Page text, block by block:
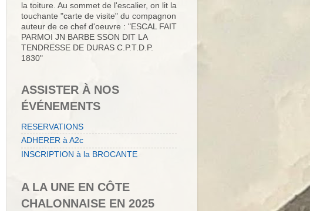
la toiture. Au sommet de l'escalier, on lit la
touchante "carte de visite" du compagnon
auteur de ce chef d'oeuvre : "ESCAL FAIT
PARMOI JN BARBE SSON DIT LA
TENDRESSE DE DURAS C.P.T.D.P.
1830"
ASSISTER À NOS
ÉVÉNEMENTS
RESERVATIONS
ADHERER à A2c
INSCRIPTION à la BROCANTE
A LA UNE EN CÔTE
CHALONNAISE EN 2025